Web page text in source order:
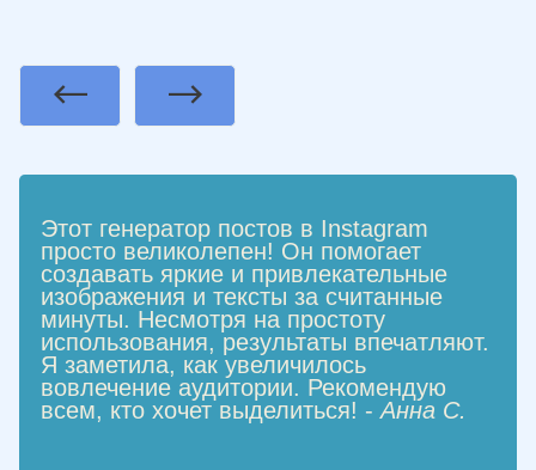
Этот генератор постов в Instagram
просто великолепен! Он помогает
создавать яркие и привлекательные
изображения и тексты за считанные
минуты. Несмотря на простоту
использования, результаты впечатляют.
Я заметила, как увеличилось
вовлечение аудитории. Рекомендую
всем, кто хочет выделиться! - Анна С.
PreviousNext